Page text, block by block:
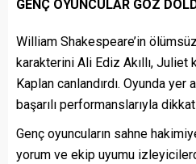
GENÇ OYUNCULAR GÖZ
William Shakespeare’in
karakterini Ali Ediz Akıllı,
Kaplan canlandırdı. Oyunda
başarılı performanslarıyla
Genç oyuncuların sahne
yorum ve ekip uyumu